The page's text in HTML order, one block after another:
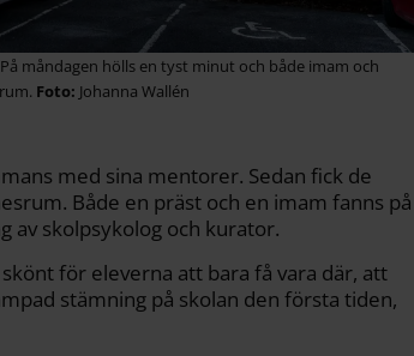
måndagen hölls en tyst minut och både imam och
Johanna Wallén
med sina mentorer. Sedan fick de
Både en präst och en imam fanns på
av skolpsykolog och kurator.
för eleverna att bara få vara där, att
stämning på skolan den första tiden,